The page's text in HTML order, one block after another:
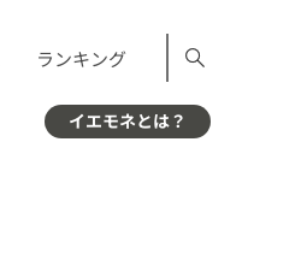
ランキング
イエモネとは？